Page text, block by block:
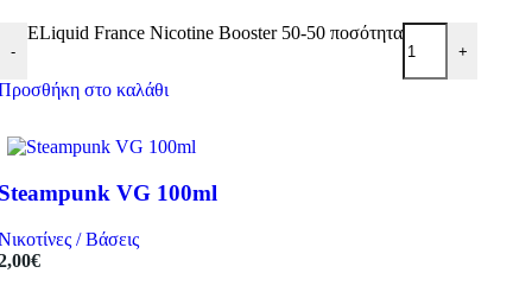
-
ELiquid France Nicotine Booster 50-50 ποσότητα
+
στο καλάθι
VG 100ml
/ Βάσεις
€